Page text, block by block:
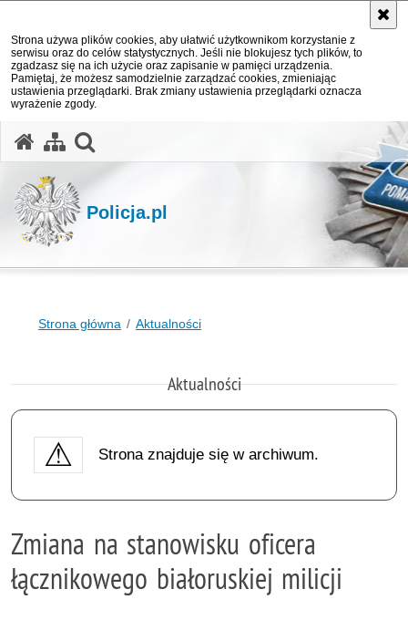
Strona używa plików cookies, aby ułatwić użytkownikom korzystanie z
serwisu oraz do celów statystycznych. Jeśli nie blokujesz tych plików, to
zgadzasz się na ich użycie oraz zapisanie w pamięci urządzenia.
Pamiętaj, że możesz samodzielnie zarządzać cookies, zmieniając
ustawienia przeglądarki. Brak zmiany ustawienia przeglądarki oznacza
wyrażenie zgody.
Policja.pl
Strona główna Aktualności
Aktualności
Strona znajduje się w archiwum.
Zmiana na stanowisku oficera
łącznikowego białoruskiej milicji